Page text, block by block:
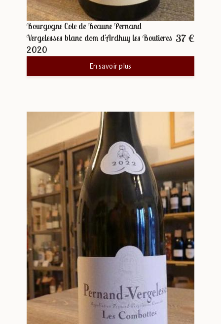
Bourgogne Cote de Beaune Pernand
Vergelesses blanc dom d'Ardhuy les Boutieres
2020
37 €
En savoir plus